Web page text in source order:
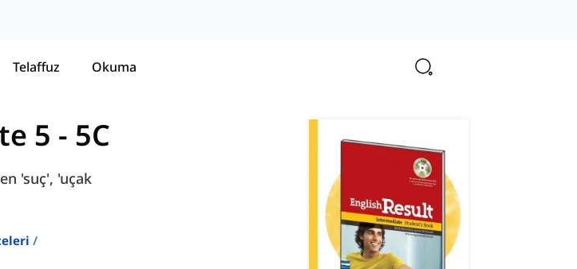
Telaffuz Okuma
5 - 5C
'suç', 'uçak